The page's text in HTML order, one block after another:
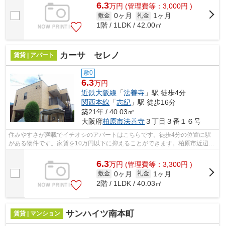
6.3万円 (管理費等：3,000円 )
敷金 0ヶ月 礼金
1ヶ月
1階 / 1LDK / 42.00㎡
賃貸 | アパート カーサ セレノ
敷0
6.3万円
近鉄大阪線 「法善寺 」駅 徒歩4分
関西本線 「志紀 」駅 徒歩16分
築21年 / 40.03㎡
大阪府柏原市法善寺３丁目３番１６号
住みやすさが満載でイチオシのアパートはこちらです。徒歩4分の位置に駅
がある物件です。家賃を10万円以下に抑えることができます。柏原市近辺で
6.3万円 (管理費等：3,300円 )
敷金 0ヶ月 礼金
1ヶ月
2階 / 1LDK / 40.03㎡
賃貸 | マンション サンハイツ南本町